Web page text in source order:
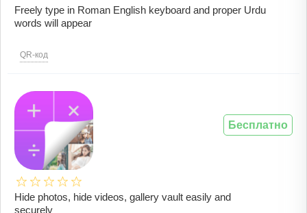
Freely type in Roman English keyboard and proper Urdu
words will appear
QR-код
Hide photos, hide videos, gallery vault easily and
securely
Бесплатно